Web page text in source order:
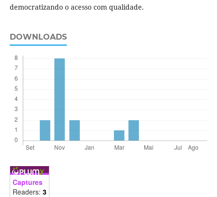
democratizando o acesso com qualidade.
DOWNLOADS
Captures
Readers: 3